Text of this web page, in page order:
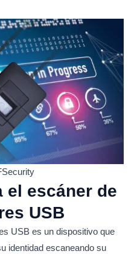
el escáner de
USB
USB es un dispositivo que
identidad escaneando su